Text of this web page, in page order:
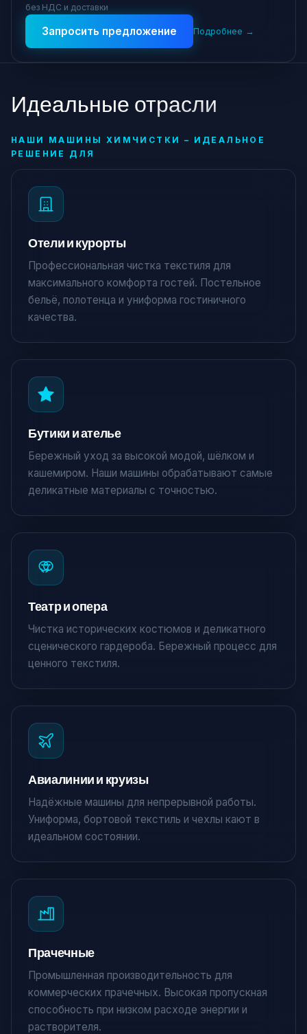
без НДС и доставки
Запросить предложение Подробнее →
Идеальные отрасли
НАШИ МАШИНЫ ХИМЧИСТКИ – ИДЕАЛЬНОЕ
РЕШЕНИЕ ДЛЯ
Отели и курорты
Профессиональная чистка текстиля для
максимального комфорта гостей. Постельное
бельё, полотенца и униформа гостиничного
качества.
Бутики и ателье
Бережный уход за высокой модой, шёлком и
кашемиром. Наши машины обрабатывают самые
деликатные материалы с точностью.
Театр и опера
Чистка исторических костюмов и деликатного
сценического гардероба. Бережный процесс для
ценного текстиля.
Авиалинии и круизы
Надёжные машины для непрерывной работы.
Униформа, бортовой текстиль и чехлы кают в
идеальном состоянии.
Прачечные
Промышленная производительность для
коммерческих прачечных. Высокая пропускная
способность при низком расходе энергии и
растворителя.
Крути и выиграй!